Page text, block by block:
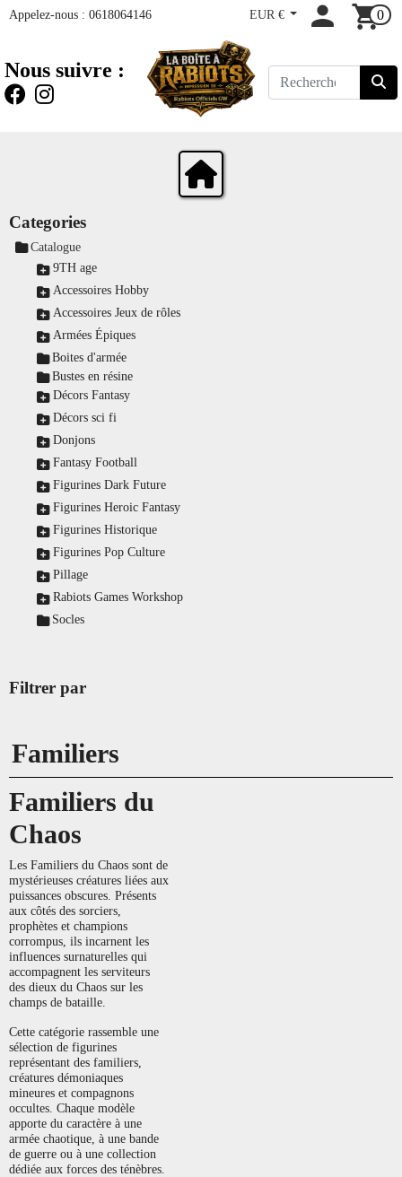
Appelez-nous : 0618064146 EUR € 0
Nous suivre :
Categories
Catalogue
9TH age
Accessoires Hobby
Accessoires Jeux de rôles
Armées Épiques
Boites d'armée
Bustes en résine
Décors Fantasy
Décors sci fi
Donjons
Fantasy Football
Figurines Dark Future
Figurines Heroic Fantasy
Figurines Historique
Figurines Pop Culture
Pillage
Rabiots Games Workshop
Socles
Filtrer par
Familiers
Familiers du
Chaos
Les Familiers du Chaos sont de
mystérieuses créatures liées aux
puissances obscures. Présents
aux côtés des sorciers,
prophètes et champions
corrompus, ils incarnent les
influences surnaturelles qui
accompagnent les serviteurs
des dieux du Chaos sur les
champs de bataille.
Cette catégorie rassemble une
sélection de figurines
représentant des familiers,
créatures démoniaques
mineures et compagnons
occultes. Chaque modèle
apporte du caractère à une
armée chaotique, à une bande
de guerre ou à une collection
dédiée aux forces des ténèbres.